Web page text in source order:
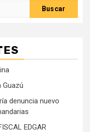
Guazú
denuncia nuevo
EDGAR